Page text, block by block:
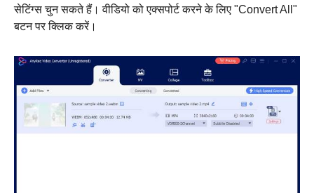
सेटिंग्स चुन सकते हैं। वीडियो को एक्सपोर्ट करने के लिए "Convert All"
बटन पर क्लिक करें।